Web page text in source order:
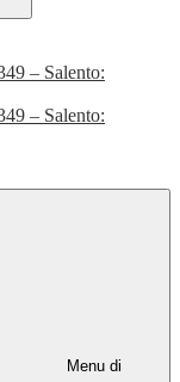
– Salento:
– Salento:
Menu di